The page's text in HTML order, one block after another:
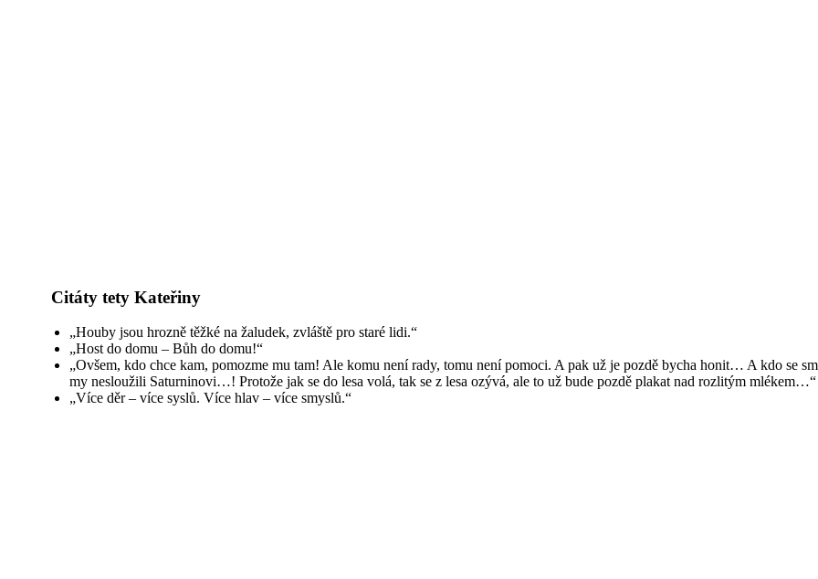
Citáty tety Kateřiny
„Houby jsou hrozně těžké na žaludek, zvláště pro staré lidi.“
„Host do domu – Bůh do domu!“
„Ovšem, kdo chce kam, pomozme mu tam! Ale komu není rady, tomu není pomoci. A pak už je pozdě bycha honit… A kdo se
my nesloužili Saturninovi…! Protože jak se do lesa volá, tak se z lesa ozývá, ale to už bude pozdě plakat nad rozlitým mlékem…“
„Více děr – více syslů. Více hlav – více smyslů.“